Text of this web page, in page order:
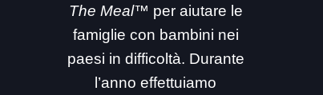
The Meal™ per aiutare le
famiglie con bambini nei
paesi in difficoltà. Durante
l’anno effettuiamo